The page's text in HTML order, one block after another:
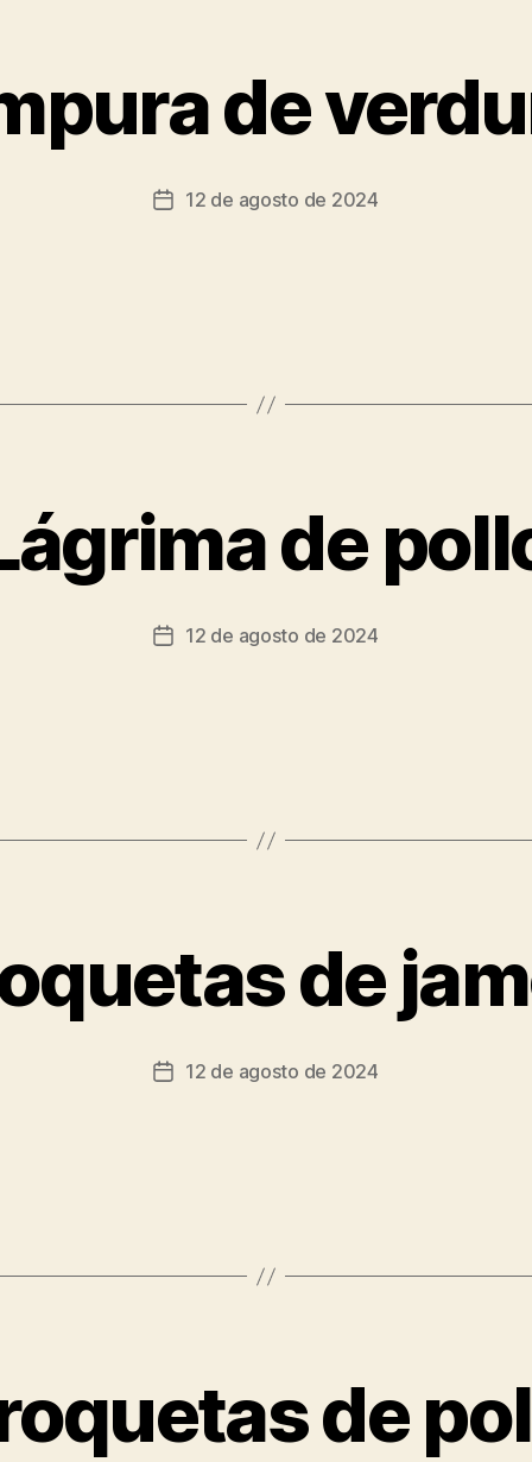
de
12 de agosto de 2024
de
12 de agosto de 2024
de
12 de agosto de 2024
de